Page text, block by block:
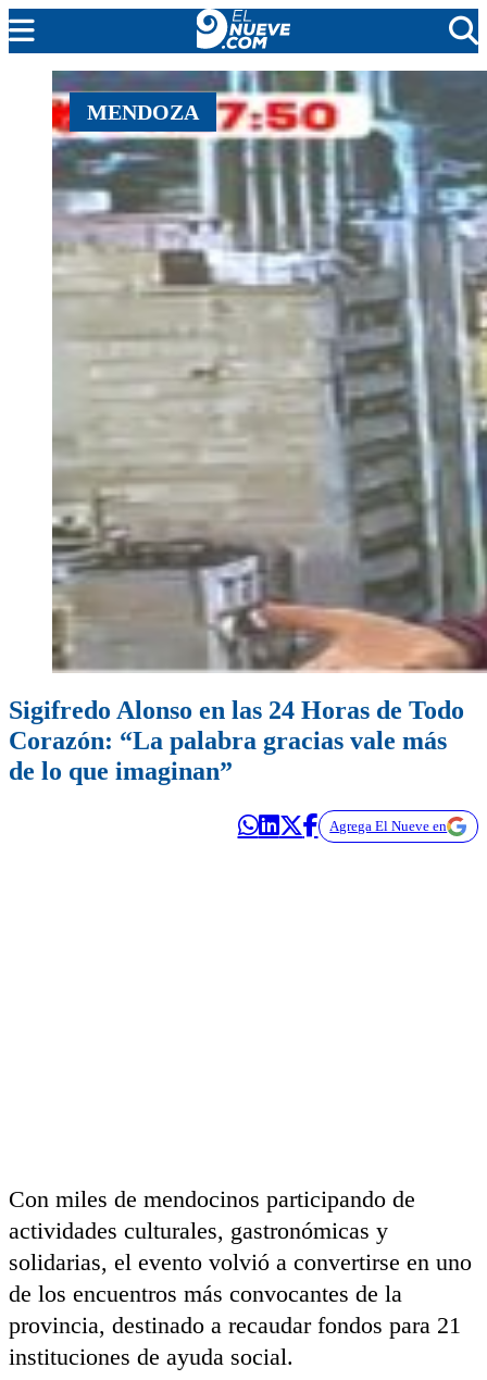
MENDOZA
CADA DÍA
ARGENTINA
NOTICIERO 9
PROTAGONISTAS
EL NUEVE STREAMS
PROGRAMACIÓN
MENDOZA
Sigifredo Alonso en las 24 Horas de Todo
Corazón: “La palabra gracias vale más
de lo que imaginan”
Agrega El Nueve en
Con miles de mendocinos participando de
actividades culturales, gastronómicas y
solidarias, el evento volvió a convertirse en uno
de los encuentros más convocantes de la
provincia, destinado a recaudar fondos para 21
instituciones de ayuda social.